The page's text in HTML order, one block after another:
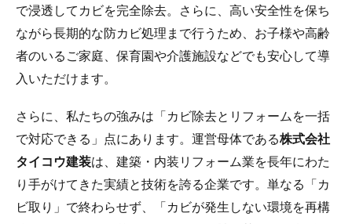
で浸透してカビを完全除去。さらに、高い安全性を保ち
ながら長期的な防カビ処理まで行うため、お子様や高齢
者のいるご家庭、保育園や介護施設などでも安心して導
入いただけます。
さらに、私たちの強みは「カビ除去とリフォームを一括
で対応できる」点にあります。運営母体である株式会社
タイコウ建装は、建築・内装リフォーム業を長年にわた
り手がけてきた実績と技術を誇る企業です。単なる「カ
ビ取り」で終わらせず、「カビが発生しない環境を再構